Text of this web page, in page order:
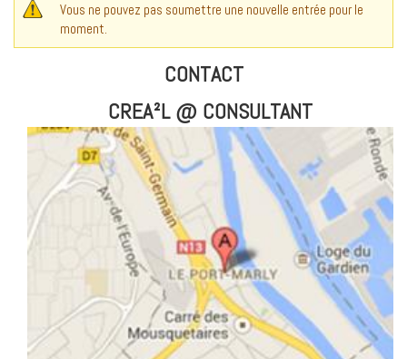
MESSAGE D'AVERTISSEMENT
Vous ne pouvez pas soumettre une nouvelle entrée pour le
moment.
CONTACT
CREA²L @ CONSULTANT